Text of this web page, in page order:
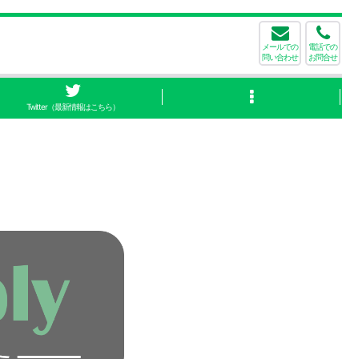
メールでの
問い合わせ
電話での
お問合せ
Twitter（最新情報はこちら）